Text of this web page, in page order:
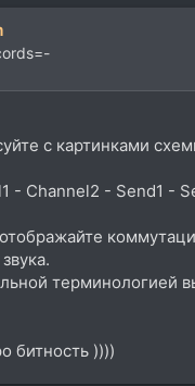
с картинками
- Channel2 - Send1 -
терминологией
битность ))))